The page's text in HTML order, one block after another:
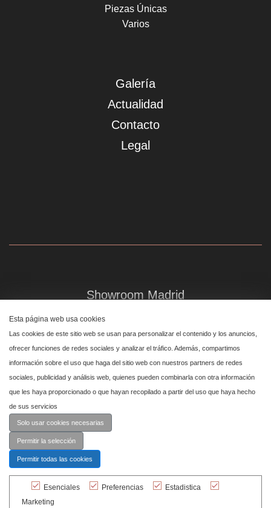
Piezas Únicas
Varios
Galería
Actualidad
Contacto
Legal
Showroom Madrid
Plaza de Canalejas 6, 4 izq
Centro, 28014 Madrid
Showroom Marbella
Polígono Industrial de San Pedro de Alcántara,
calle Reino Unido, primera planta nave 24, 29670 Marbella
Esta página web usa cookies
Las cookies de este sitio web se usan para personalizar el contenido y los anuncios,
ofrecer funciones de redes sociales y analizar el tráfico. Además, compartimos
información sobre el uso que haga del sitio web con nuestros partners de redes
sociales, publicidad y análisis web, quienes pueden combinarla con otra información
que les haya proporcionado o que hayan recopilado a partir del uso que haya hecho
de sus servicios
Solo usar cookies necesarias
Permitir la selección
Permitir todas las cookies
Esenciales Preferencias
Estadistica
Marketing